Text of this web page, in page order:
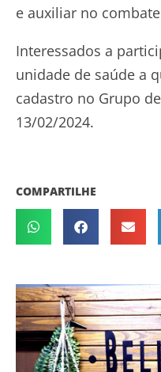
e auxiliar no
Interessados a
unidade de saúde a
cadastro no Grupo
13/02/2024.
COMPARTILHE